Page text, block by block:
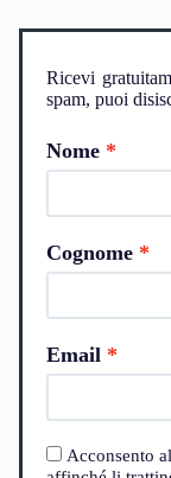
Ricevi
spam, puoi
Nome
Cognome
Email
Acconsento